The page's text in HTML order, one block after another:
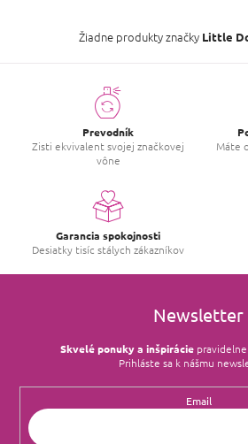
Žiadne produkty značky Little
Prevodník
Zisti ekvivalent svojej značkovej
vône
Máte
Garancia spokojnosti
Desiatky tisíc stálych zákazníkov
Newsletter
Skvelé ponuky a inšpirácie
Prihláste sa k nášmu
Email